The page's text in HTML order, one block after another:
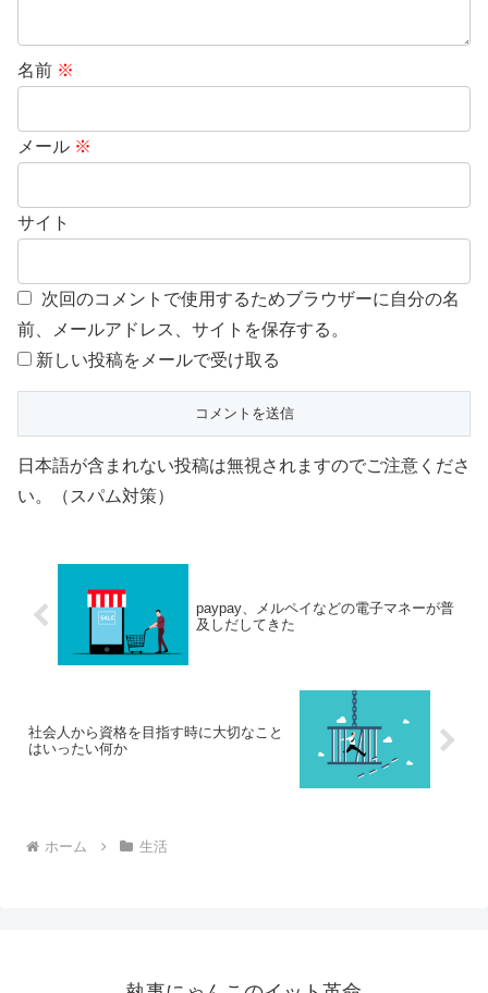
名前 ※
メール ※
サイト
次回のコメントで使用するためブラウザーに自分の名
前、メールアドレス、サイトを保存する。
新しい投稿をメールで受け取る
日本語が含まれない投稿は無視されますのでご注意くださ
い。（スパム対策）
paypay、メルペイなどの電子マネーが普
及しだしてきた
社会人から資格を目指す時に大切なこと
はいったい何か
ホーム 生活